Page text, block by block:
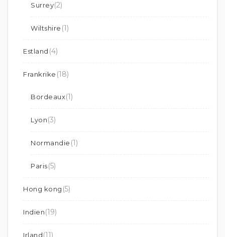
Surrey(2)
Wiltshire (1)
Estland (4)
Frankrike (18)
Bordeaux(1)
Lyon(3)
Normandie (1)
Paris(5)
Hong kong (5)
Indien(19)
Irland(11)